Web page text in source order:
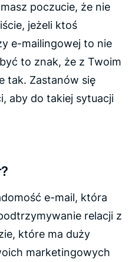
poczucie, że nie
jeżeli ktoś
e-mailingowej to nie
to znak, że z Twoim
tak. Zastanów się
aby do takiej sytuacji
e-mail, która
relacji z
które ma duży
marketingowych